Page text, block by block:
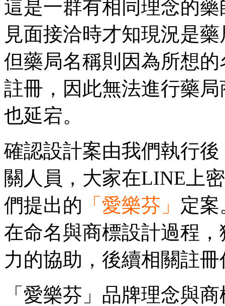
這是一群有相同理念的
見面接洽時才知現況是
但藥局名稱則因為所想
註冊，因此無法進行藥
也延宕。
確認設計案由我們執行
關人員，大家在LINE上
們提出的 「愛樂芬」 定案
在命名與商標設計過程
力的協助，後續相關註
「愛樂芬」品牌理念與